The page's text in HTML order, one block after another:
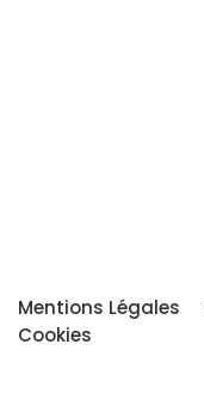
Mentions Légales
Cookies